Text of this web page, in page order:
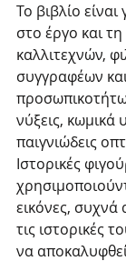
Το βιβλίο
στο έργο και
καλλιτεχνών,
συγγραφέων
νύξεις, κωμικά
παιγνιώδεις
Ιστορικές
εικόνες,
τις ιστορικές
να